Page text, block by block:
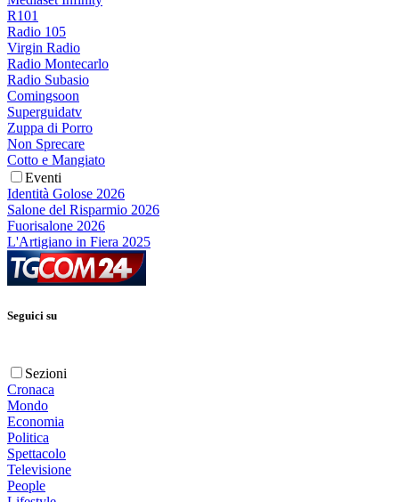
R101
Radio 105
Virgin Radio
Radio Montecarlo
Radio Subasio
Comingsoon
Superguidatv
Zuppa di Porro
Non Sprecare
Cotto e Mangiato
Eventi
Identità Golose 2026
Salone del Risparmio 2026
Fuorisalone 2026
L'Artigiano in Fiera 2025
Seguici su
Sezioni
Cronaca
Mondo
Economia
Politica
Spettacolo
Televisione
People